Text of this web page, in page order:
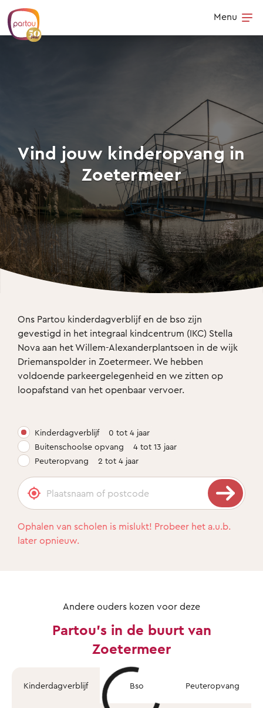
Skip to content
Menu
Vind jouw kinderopvang in
Zoetermeer
Ons Partou kinderdagverblijf en de bso zijn
gevestigd in het integraal kindcentrum (IKC) Stella
Nova aan het Willem-Alexanderplantsoen in de wijk
Driemanspolder in Zoetermeer. We hebben
voldoende parkeergelegenheid en we zitten op
loopafstand van het openbaar vervoer.
Kinderdagverblijf
0 tot 4 jaar
Buitenschoolse opvang
4 tot 13 jaar
Peuteropvang
2 tot 4 jaar
Ophalen van scholen is mislukt! Probeer het a.u.b.
later opnieuw.
Andere ouders kozen voor deze
Partou's in de buurt van
Zoetermeer
Kinderdagverblijf Bso Peuteropvang